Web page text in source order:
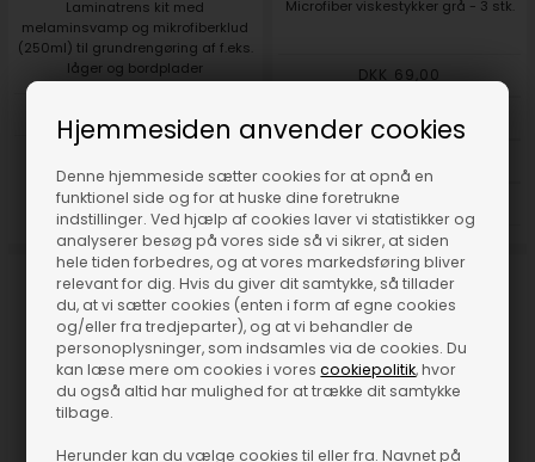
Hjemmesiden anvender cookies
Denne hjemmeside sætter cookies for at opnå en
funktionel side og for at huske dine foretrukne
indstillinger. Ved hjælp af cookies laver vi statistikker og
analyserer besøg på vores side så vi sikrer, at siden
hele tiden forbedres, og at vores markedsføring bliver
relevant for dig. Hvis du giver dit samtykke, så tillader
du, at vi sætter cookies (enten i form af egne cookies
og/eller fra tredjeparter), og at vi behandler de
personoplysninger, som indsamles via de cookies. Du
kan læse mere om cookies i vorescookiepolitik, hvor
du også altid har mulighed for at trække dit samtykke
tilbage.
Herunder kan du vælge cookies til eller fra. Navnet på
Laminatrens kit med
melaminsvamp og mikrofiberklud
(250ml) til grundrengøring af f.eks.
låger og bordplader
Microfiber viskestykker grå - 3 stk.
DKK 69,00
DKK 66,70
DKK 59,00